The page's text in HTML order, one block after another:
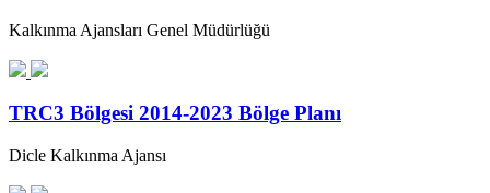
Kalkınma Ajansları Genel Müdürlüğü
TRC3 Bölgesi 2014-2023 Bölge Planı
Dicle Kalkınma Ajansı